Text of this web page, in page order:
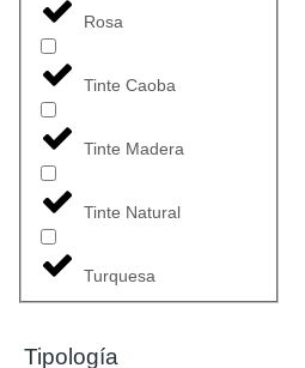
Rosa
Tinte Caoba
Tinte Madera
Tinte Natural
Turquesa
Tipología